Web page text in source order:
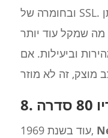
ובחומרה של SSL. כל מה שנמצא בתוסף ניתן
שמקל עוד יותר
וביעילות. אם
עוד בשנת 1969,